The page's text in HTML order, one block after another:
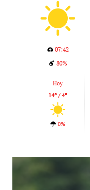
07:42
80%
Hoy
14º / 4º
0%